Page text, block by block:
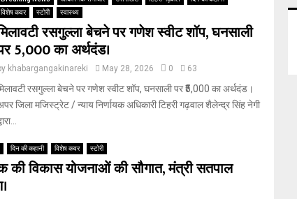
विशेष कवर
स्टोरी स्वास्थ्य
रसगुल्ला बेचने पर गणेश स्वीट शॉप, घनसाली
₹5,000 का अर्थदंड।
khabargangakinareki May 28, 2026 0 63
रसगुल्ला बेचने पर गणेश स्वीट शॉप, घनसाली पर ₹5,000 का अर्थदंड।
जिला मजिस्ट्रेट / न्याय निर्णायक अधिकारी टिहरी गढ़वाल शैलेन्द्र सिंह नेगी
दिन की कहानी विशेष कवर स्टोरी
विकास योजनाओं की सौगात, मंत्री सतपाल